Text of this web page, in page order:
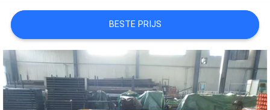
SITEMAP
PRIVACY
POLICY
BESTE PRIJS